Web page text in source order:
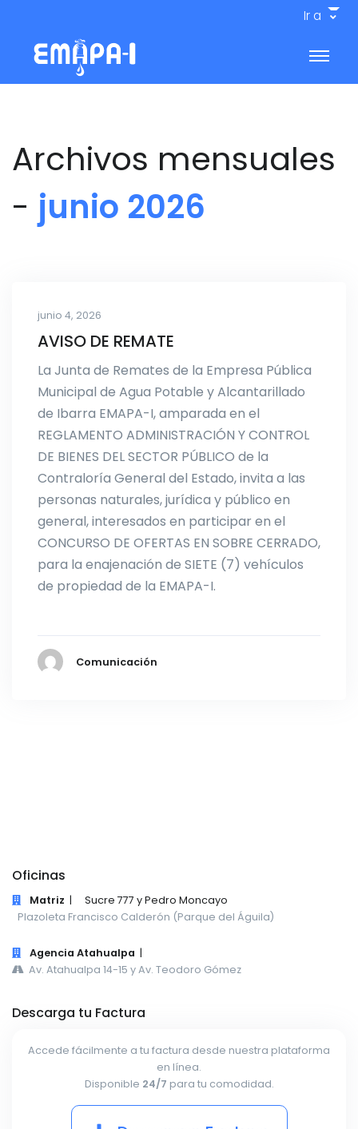
Ir a
Archivos mensuales
- junio 2026
junio 4, 2026
AVISO DE REMATE
La Junta de Remates de la Empresa Pública
Municipal de Agua Potable y Alcantarillado
de Ibarra EMAPA-I, amparada en el
REGLAMENTO ADMINISTRACIÓN Y CONTROL
DE BIENES DEL SECTOR PÚBLICO de la
Contraloría General del Estado, invita a las
personas naturales, jurídica y público en
general, interesados en participar en el
CONCURSO DE OFERTAS EN SOBRE CERRADO,
para la enajenación de SIETE (7) vehículos
de propiedad de la EMAPA-I.
Comunicación
Oficinas
Matriz |
Sucre 777 y Pedro Moncayo
Plazoleta Francisco Calderón (Parque del Águila)
Agencia Atahualpa |
Av. Atahualpa 14-15 y Av. Teodoro Gómez
Descarga tu Factura
Accede fácilmente a tu factura desde nuestra plataforma
en línea.
Disponible 24/7 para tu comodidad.